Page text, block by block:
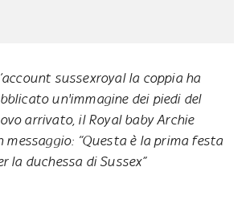
sussexroyal la coppia ha
un'immagine dei piedi del
arrivato, il Royal baby Archie
messaggio: “Questa è la prima festa
la duchessa di Sussex”